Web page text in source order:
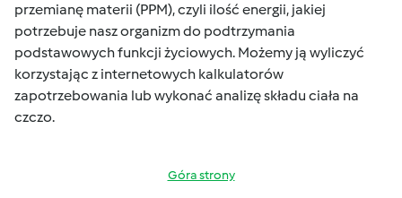
przemianę materii (PPM), czyli ilość energii, jakiej
potrzebuje nasz organizm do podtrzymania
podstawowych funkcji życiowych. Możemy ją wyliczyć
korzystając z internetowych kalkulatorów
zapotrzebowania lub wykonać analizę składu ciała na
czczo.
Góra strony